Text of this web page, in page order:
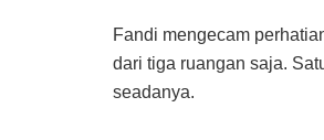
Fandi mengecam
dari tiga ruangan saja.
seadanya.